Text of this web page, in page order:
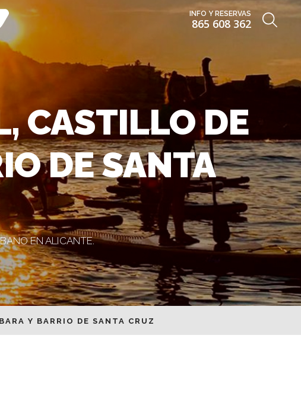
INFO Y RESERVAS
865 608 362
CASTILLO DE
DE SANTA
EN ALICANTE.
Y BARRIO DE SANTA CRUZ